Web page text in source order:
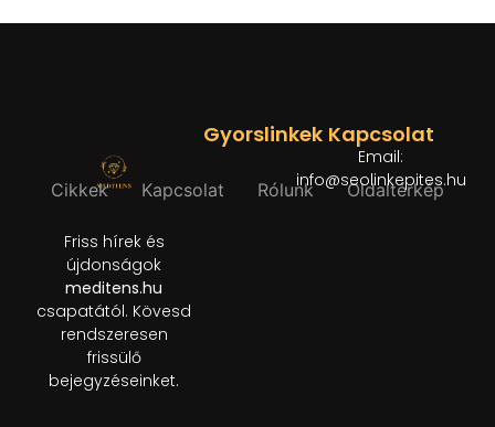
Friss hírek és
újdonságok
meditens.hu
csapatától. Kövesd
rendszeresen
frissülő
bejegyzéseinket.
Gyorslinkek
Cikkek Kapcsolat Rólunk Oldaltérkép
Kapcsolat
Email:
info@seolinkepites.hu